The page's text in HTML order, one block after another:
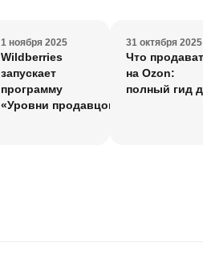
1 ноября 2025
Wildberries
запускает
программу
«Уровни продавцов»
31 октября 2025
Что
на Ozon:
полный гид